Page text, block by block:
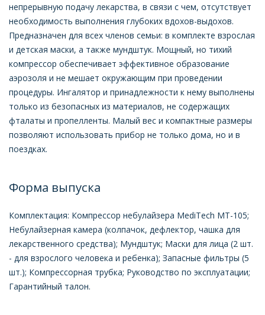
непрерывную подачу лекарства, в связи с чем, отсутствует
необходимость выполнения глубоких вдохов-выдохов.
Предназначен для всех членов семьи: в комплекте взрослая
и детская маски, а также мундштук. Мощный, но тихий
компрессор обеспечивает эффективное образование
аэрозоля и не мешает окружающим при проведении
процедуры. Ингалятор и принадлежности к нему выполнены
только из безопасных из материалов, не содержащих
фталаты и пропелленты. Малый вес и компактные размеры
позволяют использовать прибор не только дома, но и в
поездках.
Форма выпуска
Комплектация: Компрессор небулайзера MediTech MT-105;
Небулайзерная камера (колпачок, дефлектор, чашка для
лекарственного средства); Мундштук; Маски для лица (2 шт.
- для взрослого человека и ребенка); Запасные фильтры (5
шт.); Компрессорная трубка; Руководство по эксплуатации;
Гарантийный талон.